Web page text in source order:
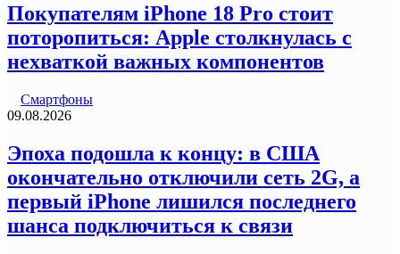
Покупателям iPhone 18 Pro стоит
поторопиться: Apple столкнулась с
нехваткой важных компонентов
Смартфоны
09.08.2026
Эпоха подошла к концу: в США
окончательно отключили сеть 2G, а
первый iPhone лишился последнего
шанса подключиться к связи